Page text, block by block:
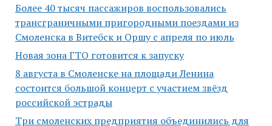
Более 40 тысяч пассажиров воспользовались
трансграничными пригородными поездами из
Смоленска в Витебск и Оршу с апреля по июль
Новая зона ГТО готовится к запуску
8 августа в Смоленске на площади Ленина
состоится большой концерт с участием звёзд
российской эстрады
Три смоленских предприятия объединились для